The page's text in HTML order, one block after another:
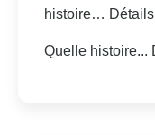
histoire… Détails
Quelle histoire...